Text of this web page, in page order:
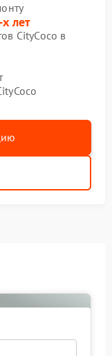
лет
CityCoco в